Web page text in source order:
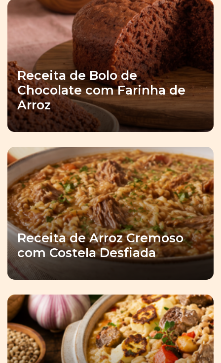
Receita de Bolo de
Chocolate com Farinha de
Arroz
Receita de Arroz Cremoso
com Costela Desfiada